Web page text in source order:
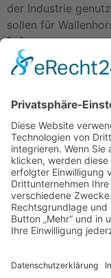
der Industrie
sollen für
[…]